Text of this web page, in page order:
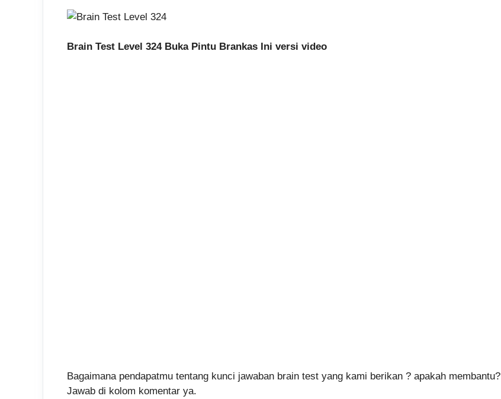
Brain Test Level 324 Buka Pintu Brankas Ini versi video
Bagaimana pendapatmu tentang kunci jawaban brain test yang kami berikan ? apakah membantu?
Jawab di kolom komentar ya.